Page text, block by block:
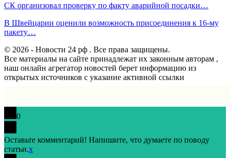
СК организовал проверку по факту аварийной посадки…
В Швейцарии оценили возможность присоединения к 16-му
пакету…
© 2026 - Новости 24 рф . Все права защищены.
Все материалы на сайте принадлежат их законным авторам ,
наш онлайн агрегатор новостей берет информацию из
открытых источников с указание активной ссылки
0
Оставьте комментарий! Напишите, что думаете по поводу
статьи.x